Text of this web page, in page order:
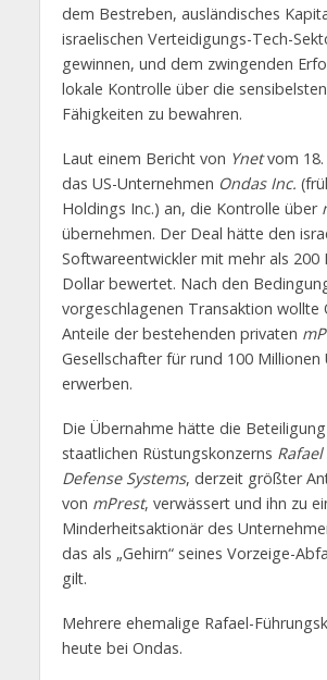
dem Bestreben, ausländisches
israelischen Verteidigungs-Tech-
gewinnen, und dem zwingenden
lokale Kontrolle über die
Fähigkeiten zu bewahren.
Laut einem Bericht von Ynetvom 18.
das US-Unternehmen Ondas Inc.
Holdings Inc.) an, die Kontrolle über
übernehmen. Der Deal hätte den
Softwareentwickler mit mehr als 200
Dollar bewertet. Nach den
vorgeschlagenen Transaktion wollte
Anteile der bestehenden privaten
Gesellschafter für rund 100 Millionen
erwerben.
Die Übernahme hätte die
staatlichen Rüstungskonzerns
Defense Systems, derzeit größter
von mPrest, verwässert und ihn zu
Minderheitsaktionär des
das als „Gehirn“ seines Vorzeige-
gilt.
Mehrere ehemalige Rafael-
heute bei Ondas.